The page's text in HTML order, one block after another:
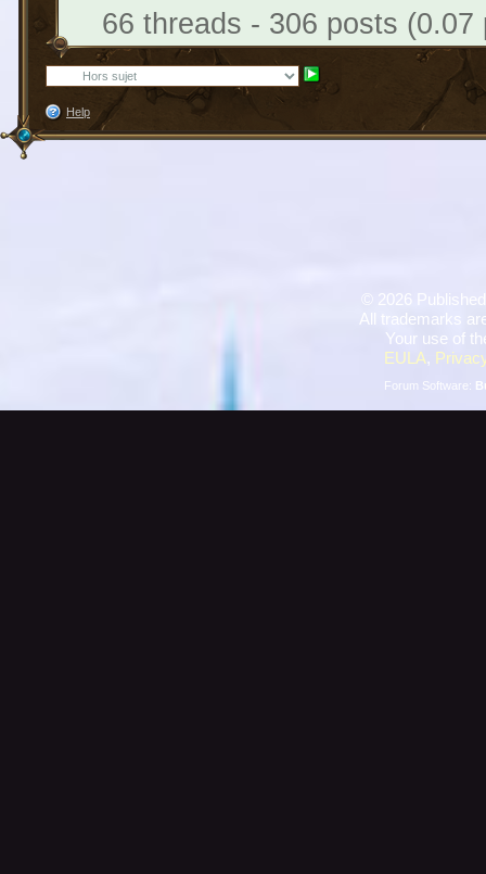
66 threads - 306 posts (0.07
Help
2026
All trademarks
Your use of
EULA,
Forum Software: